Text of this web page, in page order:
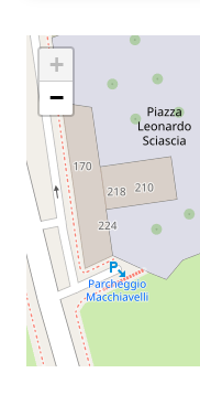
Seguici
su +
−